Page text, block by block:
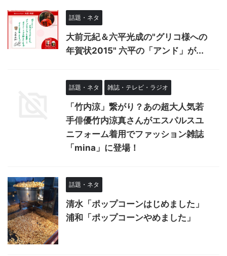
話題・ネタ
大前元紀＆六平光成の"グリコ様への
年賀状2015" 六平の「アンド」が...
話題・ネタ 雑誌・テレビ・ラジオ
「竹内涼」繋がり？あの超大人気若
手俳優竹内涼真さんがエスパルスユ
ニフォーム着用でファッション雑誌
「mina」に登場！
話題・ネタ
清水「ポップコーンはじめました」
浦和「ポップコーンやめました」